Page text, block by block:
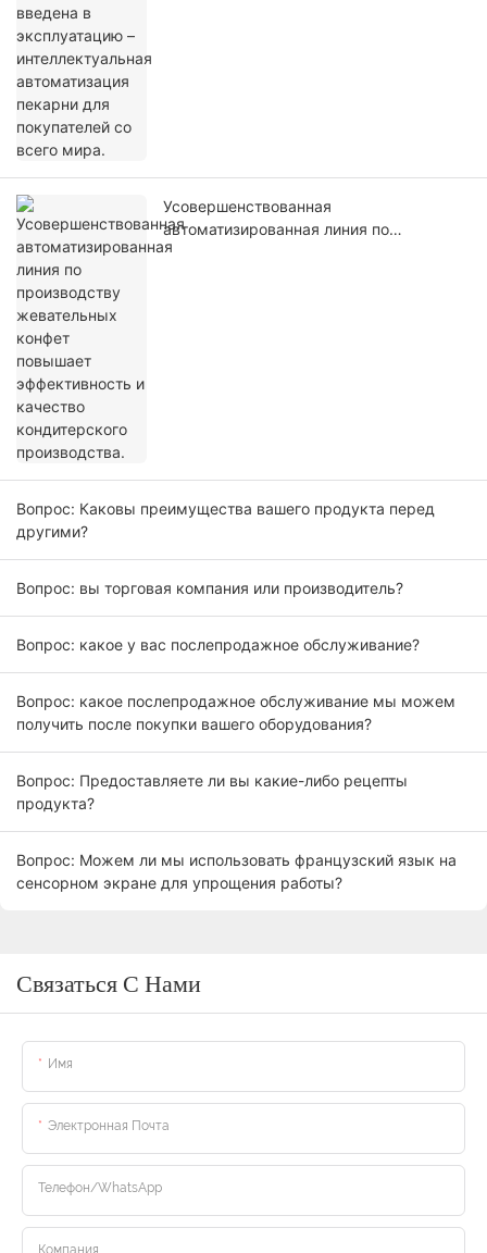
Усовершенствованная
автоматизированная линия по
производству жевательных конфет
Вопрос: Каковы преимущества вашего продукта перед
другими?
Вопрос: вы торговая компания или производитель?
Вопрос: какое у вас послепродажное обслуживание?
Вопрос: какое послепродажное обслуживание мы можем
получить после покупки вашего оборудования?
Вопрос: Предоставляете ли вы какие-либо рецепты
продукта?
Вопрос: Можем ли мы использовать французский язык на
сенсорном экране для упрощения работы?
Связаться С Нами
Имя
Электронная Почта
Телефон/WhatsApp
Компания